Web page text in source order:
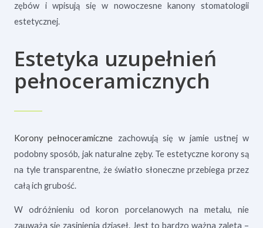
zębów i wpisują się w nowoczesne kanony stomatologii
estetycznej.
Estetyka uzupełnień
pełnoceramicznych
Korony pełnoceramiczne zachowują się w jamie ustnej w
podobny sposób, jak naturalne zęby. Te estetyczne korony są
na tyle transparentne, że światło słoneczne przebiega przez
całą ich grubość.
W odróżnieniu od koron porcelanowych na metalu, nie
zauważa się zasinienia dziąseł. Jest to bardzo ważna zaleta –